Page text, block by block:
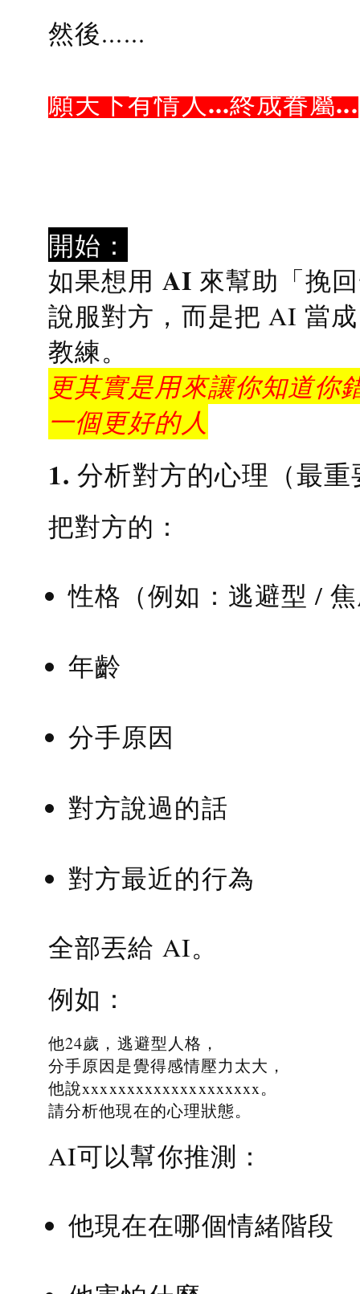
然後......
願天下有情人...終成眷屬...
開始：
如果想用 AI 來幫助「挽
說服對方，而是把 AI 當
教練。
更其實是用來讓你知道你
一個更好的人
1. 分析對方的心理（最
把對方的：
性格（例如：逃避型 /
年齡
分手原因
對方說過的話
對方最近的行為
全部丟給 AI。
例如：
他24歲，逃避型人格，
分手原因是覺得感情壓力太大，
他說xxxxxxxxxxxxxxxxxxxx。
請分析他現在的心理狀態。
AI可以幫你推測：
他現在在哪個情緒階段